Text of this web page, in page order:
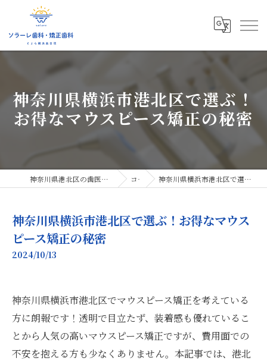
神奈川県横浜市港北区で選ぶ！
お得なマウスピース矯正の秘密
神奈川県港北区の歯医者ならソラーレ歯科・矯正歯科 コラム 神奈川県横浜市港北区で選ぶ！お得なマウスピース矯正の秘密
神奈川県横浜市港北区で選ぶ！お得なマウス
ピース矯正の秘密
2024/10/13
神奈川県横浜市港北区でマウスピース矯正を考えている
方に朗報です！透明で目立たず、装着感も優れているこ
とから人気の高いマウスピース矯正ですが、費用面での
不安を抱える方も少なくありません。本記事では、港北